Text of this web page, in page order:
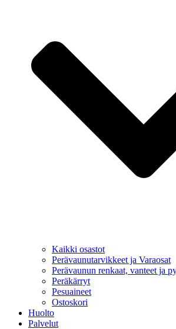
Kaikki osastot
Perävaunutarvikkeet ja Varaosat
Perävaunun renkaat, vanteet ja
Peräkärryt
Pesuaineet
Ostoskori
Huolto
Palvelut